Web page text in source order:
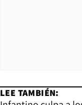
LEE TAMBIÉN: